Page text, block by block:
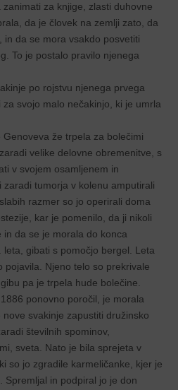
za knjige, zlasti duhovne
da je človek na zemlji zato, da
in da se mora vsakdo posvetiti
To je postalo pravilo njenega
po rojstvu njenega prvega
svojo malo nečakinjo, ki je umrla
že trpela za bolečimi
velike delovne obremenitve, s
v svojem osamljenem in
tumorja v kolenu amputirali
razmer so jo operirali doma
kar je pomenilo, da ji nikoli
da se je morala do konca
gibati s pomočjo bergel. Leta
pojavila. Njeno telo so prekrivale
pa je trpela hude bolečine.
ponovno poročil, je morala
svakinje zapustiti družinsko
številnih spominov,
sveta. Nato je bila sprejeta v
so jo zgradile karmeličanke, kjer je
Spremljal in podpiral jo je don